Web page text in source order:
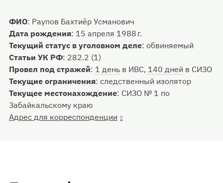
ФИО: Раупов Бахтиёр Усманович
Дата рождения: 15 апреля 1988 г.
Текущий статус в уголовном деле: обвиняемый
Статьи УК РФ: 282.2 (1)
Провел под стражей: 1 день в ИВС, 140 дней в СИЗО
Текущие ограничения: следственный изолятор
Текущее местонахождение: СИЗО № 1 по
Забайкальскому краю
Адрес для корреспонденции